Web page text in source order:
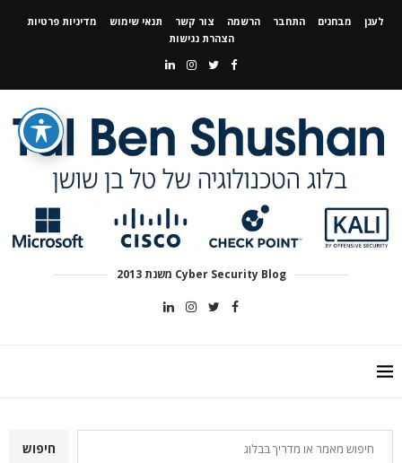
לענן מבחנים התחבר הרשמה צור קשר תנאי שימוש
מדיניות פרטיות
הצהרת נגישות
Cyber Security Blog משנת 2013
חיפוש